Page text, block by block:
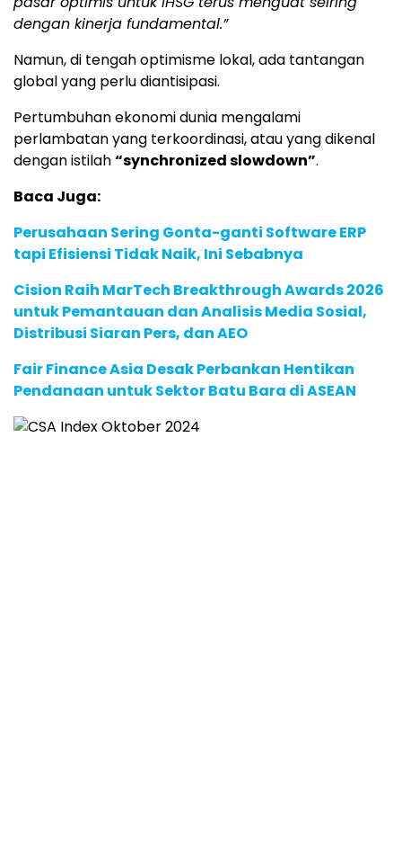
dengan kinerja fundamental.”
Namun, di tengah optimisme lokal, ada tantangan
global yang perlu diantisipasi.
Pertumbuhan ekonomi dunia mengalami
perlambatan yang terkoordinasi, atau yang dikenal
dengan istilah“synchronized slowdown”.
Baca Juga:
Perusahaan Sering Gonta-ganti Software ERP
tapi Efisiensi Tidak Naik, Ini Sebabnya
Cision Raih MarTech Breakthrough Awards 2026
untuk Pemantauan dan Analisis Media Sosial,
Distribusi Siaran Pers, dan AEO
Fair Finance Asia Desak Perbankan Hentikan
Pendanaan untuk Sektor Batu Bara di ASEAN